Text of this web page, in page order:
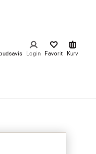
Login Favorit Kurv